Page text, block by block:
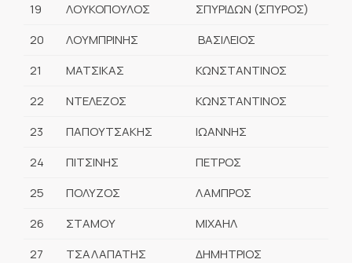
19
ΛΟΥΚΟΠΟΥΛΟΣ
ΣΠΥΡΙΔΩΝ (ΣΠΥΡΟΣ)
20
ΛΟΥΜΠΡΙΝΗΣ
ΒΑΣΙΛΕΙΟΣ
21
ΜΑΤΣΙΚΑΣ
ΚΩΝΣΤΑΝΤΙΝΟΣ
22
ΝΤΕΛΕΖΟΣ
ΚΩΝΣΤΑΝΤΙΝΟΣ
23
ΠΑΠΟΥΤΣΑΚΗΣ
ΙΩΑΝΝΗΣ
24
ΠΙΤΣΙΝΗΣ
ΠΕΤΡΟΣ
25
ΠΟΛΥΖΟΣ
ΛΑΜΠΡΟΣ
26
ΣΤΑΜΟΥ
ΜΙΧΑΗΛ
27
ΤΣΑΛΑΠΑΤΗΣ
ΔΗΜΗΤΡΙΟΣ